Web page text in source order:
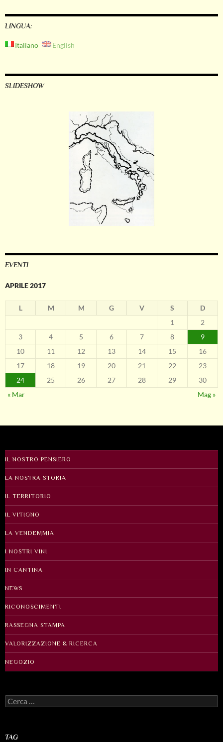
LINGUA:
Italiano English
SLIDESHOW
EVENTI
APRILE 2017
L M M G V S
D
1
2
3
4 5 6 7 8
9
10
11 12 13 14 15
16
17
18 19 20 21 22
23
24
25 26 27 28 29
30
« Mar
Mag »
IL NOSTRO PENSIERO
LA NOSTRA STORIA
IL TERRITORIO
IL VITIGNO
LA VENDEMMIA
I NOSTRI VINI
IN CANTINA
NEWS
RICONOSCIMENTI
RASSEGNA STAMPA
VALORIZZAZIONE & RICERCA
NEGOZIO
Ricerca
per:
TAG